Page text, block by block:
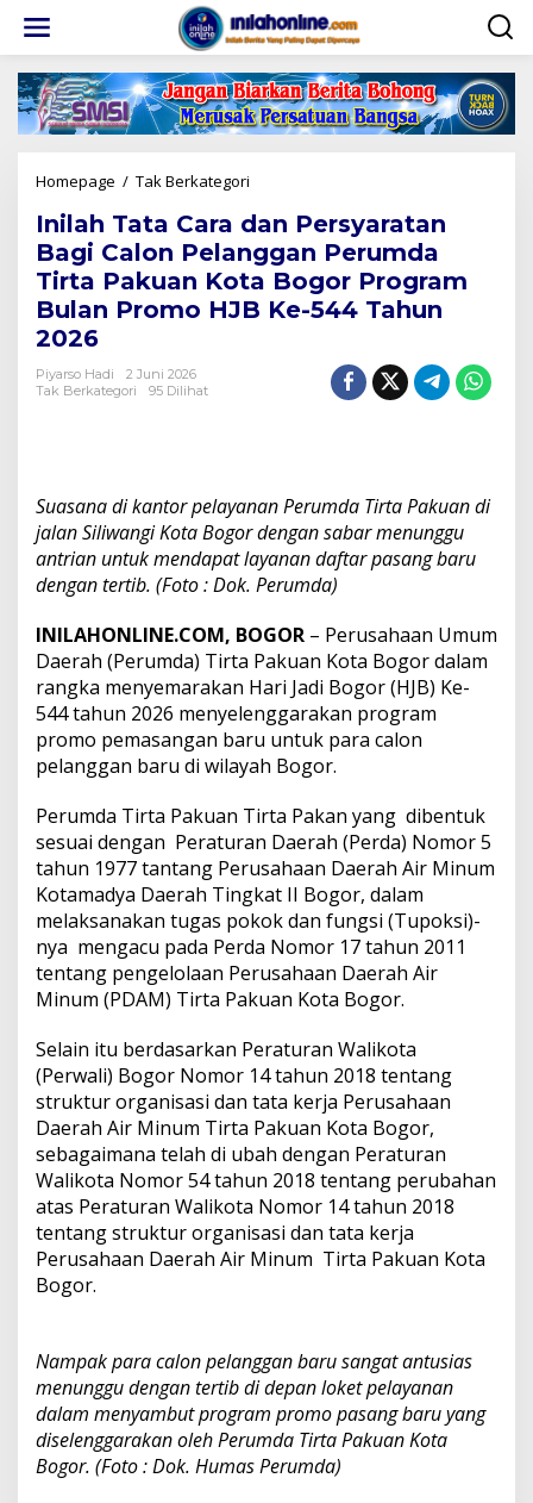
konten
Homepage / Tak Berkategori
Cara
dan
Persyaratan
Bagi
Calon
Promo
HJB
Ke-
544
Tahun
Inilah Tata Cara dan Persyaratan
Bagi Calon Pelanggan Perumda
Tirta Pakuan Kota Bogor Program
Bulan Promo HJB Ke-544 Tahun
2026
Piyarso Hadi
2 Juni 2026
Tak Berkategori
95 Dilihat
Suasana di kantor pelayanan Perumda Tirta Pakuan di
jalan Siliwangi Kota Bogor dengan sabar menunggu
antrian untuk mendapat layanan daftar pasang baru
dengan tertib. (Foto : Dok. Perumda)
INILAHONLINE.COM, BOGOR – Perusahaan Umum
Daerah (Perumda) Tirta Pakuan Kota Bogor dalam
rangka menyemarakan Hari Jadi Bogor (HJB) Ke-
544 tahun 2026 menyelenggarakan program
promo pemasangan baru untuk para calon
pelanggan baru di wilayah Bogor.
Perumda Tirta Pakuan Tirta Pakan yang dibentuk
sesuai dengan Peraturan Daerah (Perda) Nomor 5
tahun 1977 tantang Perusahaan Daerah Air Minum
Kotamadya Daerah Tingkat II Bogor, dalam
melaksanakan tugas pokok dan fungsi (Tupoksi)-
nya mengacu pada Perda Nomor 17 tahun 2011
tentang pengelolaan Perusahaan Daerah Air
Minum (PDAM) Tirta Pakuan Kota Bogor.
Selain itu berdasarkan Peraturan Walikota
(Perwali) Bogor Nomor 14 tahun 2018 tentang
struktur organisasi dan tata kerja Perusahaan
Daerah Air Minum Tirta Pakuan Kota Bogor,
sebagaimana telah di ubah dengan Peraturan
Walikota Nomor 54 tahun 2018 tentang perubahan
atas Peraturan Walikota Nomor 14 tahun 2018
tentang struktur organisasi dan tata kerja
Perusahaan Daerah Air Minum Tirta Pakuan Kota
Bogor.
Nampak para calon pelanggan baru sangat antusias
menunggu dengan tertib di depan loket pelayanan
dalam menyambut program promo pasang baru yang
diselenggarakan oleh Perumda Tirta Pakuan Kota
Bogor. (Foto : Dok. Humas Perumda)